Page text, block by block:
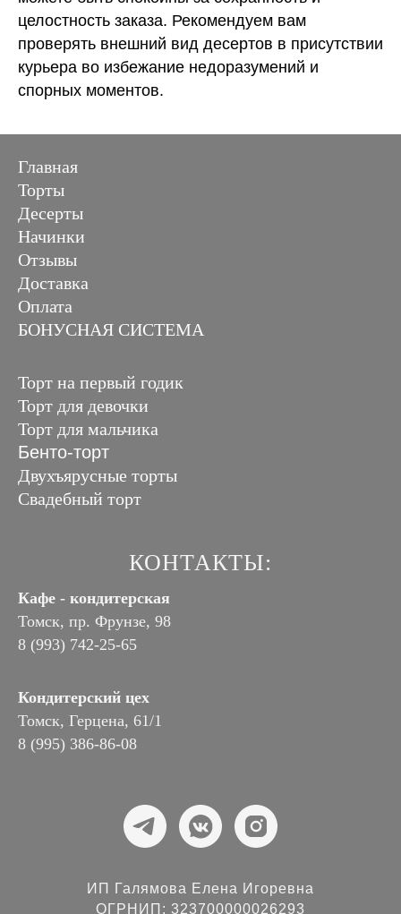
целостность заказа. Рекомендуем вам
проверять внешний вид десертов в присутствии
курьера во избежание недоразумений и
спорных моментов.
Главная
Торты
Десерты
Начинки
Отзывы
Доставка
Оплата
БОНУСНАЯ СИСТЕМА
Торт на первый годик
Торт для девочки
Торт для мальчика
Бенто-торт
Двухъярусные торты
Свадебный торт
КОНТАКТЫ:
Кафе - кондитерская
Томск, пр. Фрунзе, 98
8 (993) 742-25-65
Кондитерский цех
Томск, Герцена, 61/1
8 (995) 386-86-08
ИП Галямова Елена Игоревна
ОГРНИП: 323700000026293